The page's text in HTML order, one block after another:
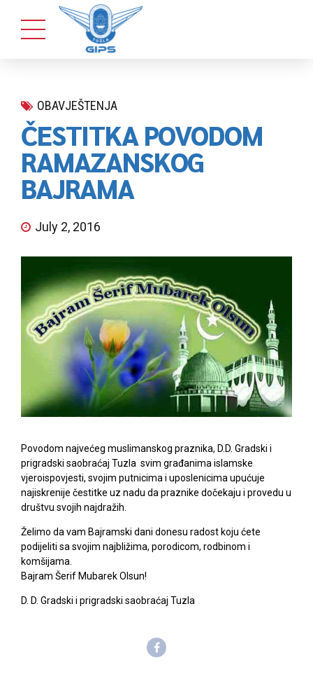
OBAVJEŠTENJA
ČESTITKA POVODOM
RAMAZANSKOG
BAJRAMA
July 2, 2016
Povodom najvećeg muslimanskog praznika, D.D. Gradski i
prigradski saobraćaj Tuzla svim građanima islamske
vjeroispovjesti, svojim putnicima i uposlenicima upućuje
najiskrenije čestitke uz nadu da praznike dočekaju i provedu u
društvu svojih najdražih.
Želimo da vam Bajramski dani donesu radost koju ćete
podijeliti sa svojim najbližima, porodicom, rodbinom i
komšijama.
Bajram Šerif Mubarek Olsun!
D. D. Gradski i prigradski saobraćaj Tuzla